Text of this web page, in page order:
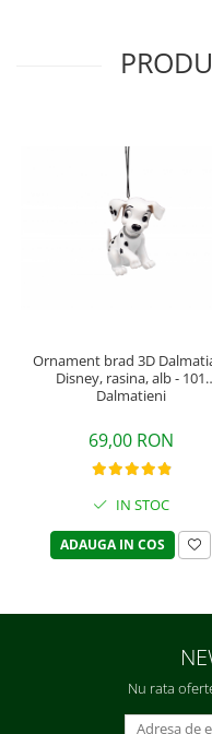
Ornament brad 3D
Disney, rasina, alb - 101
Dalmatieni
69,00 RON
IN STOC
ADAUGA IN COS
Nu rata